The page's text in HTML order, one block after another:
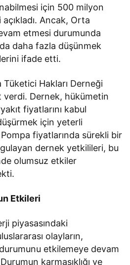
için 500 milyon
Ancak, Orta
etmesi durumunda
daha fazla düşünmek
ifade etti.
Hakları Derneği
verdi. Dernek, hükümetin
fiyatlarını kabul
için yeterli
Pompa fiyatlarında sürekli bir
dernek yetkilileri, bu
olumsuz etkiler
Etkileri
piyasasındaki
olayların,
etkilemeye devam
karmaşıklığı ve